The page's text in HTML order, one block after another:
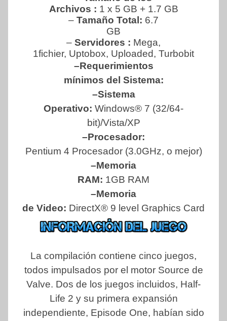
Archivos : 1 x 5 GB + 1.7 GB
– Tamaño Total: 6.7
GB
– Servidores : Mega,
1fichier, Uptobox, Uploaded, Turbobit
–Requerimientos
mínimos del Sistema:
–Sistema
Operativo: Windows® 7 (32/64-
bit)/Vista/XP
–Procesador:
Pentium 4 Procesador (3.0GHz, o mejor)
–Memoria
RAM: 1GB RAM
–Memoria
de Video: DirectX® 9 level Graphics Card
La compilación contiene cinco juegos,
todos impulsados por el motor Source de
Valve. Dos de los juegos incluidos, Half-
Life 2 y su primera expansión
independiente, Episode One, habían sido